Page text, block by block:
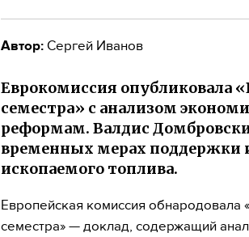
Автор: Сергей Иванов
Еврокомиссия опубликовала
семестра» с анализом
реформам. Валдис
временных мерах поддержки
ископаемого топлива.
Европейская комиссия обнародовала
семестра» — доклад, содержащий